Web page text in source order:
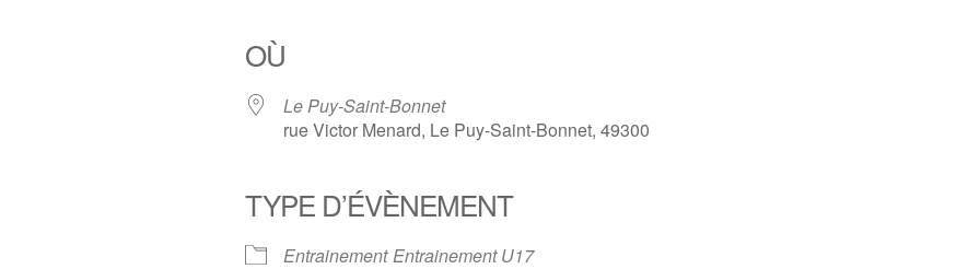
OÙ
Le Puy-Saint-Bonnet
rue Victor Menard, Le Puy-Saint-Bonnet, 49300
TYPE D’ÉVÈNEMENT
Entrainement Entrainement U17